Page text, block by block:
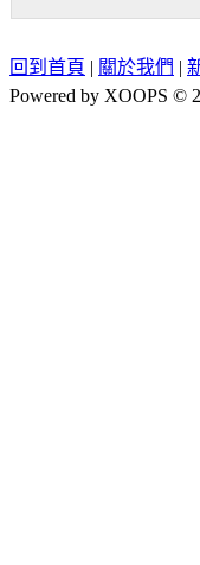
回到首頁 | 關於我們 |
Powered by XOOPS ©